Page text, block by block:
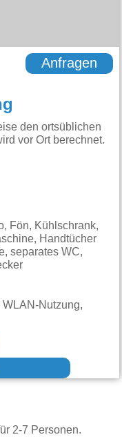
Anfragen
den ortsüblichen
vor Ort berechnet.
Fön, Kühlschrank,
Handtücher
separates WC,
Nutzung,
2-7 Personen.